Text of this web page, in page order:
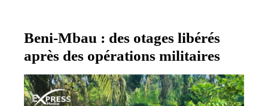
Beni-Mbau : des otages libérés
après des opérations militaires